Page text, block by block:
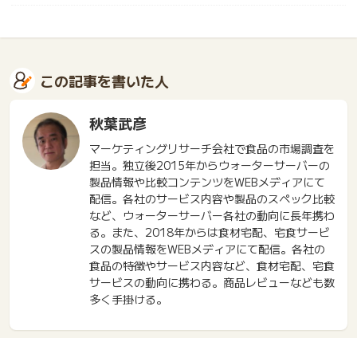
この記事を書いた人
秋葉武彦
マーケティングリサーチ会社で食品の市場調査を
担当。独立後2015年からウォーターサーバーの
製品情報や比較コンテンツをWEBメディアにて
配信。各社のサービス内容や製品のスペック比較
など、ウォーターサーバー各社の動向に長年携わ
る。また、2018年からは食材宅配、宅食サービ
スの製品情報をWEBメディアにて配信。各社の
食品の特徴やサービス内容など、食材宅配、宅食
サービスの動向に携わる。商品レビューなども数
多く手掛ける。